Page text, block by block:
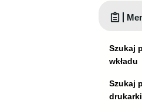
Szukaj
wkładu
Szukaj
drukarki